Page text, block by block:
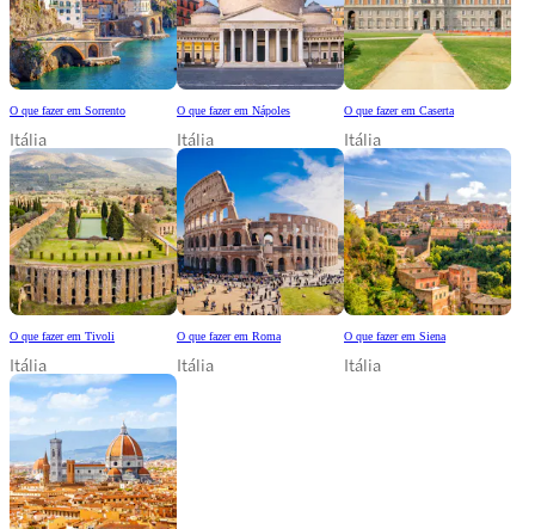
O que fazer em Sorrento
Itália
O que fazer em Nápoles
Itália
O que fazer em Caserta
Itália
O que fazer em Tivoli
Itália
O que fazer em Roma
Itália
O que fazer em Siena
Itália